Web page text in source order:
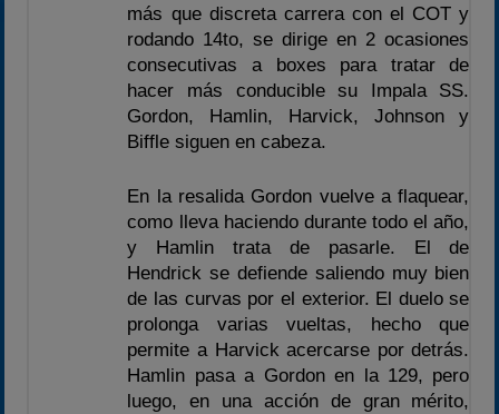
más que discreta carrera con el COT y
rodando 14to, se dirige en 2 ocasiones
consecutivas a boxes para tratar de
hacer más conducible su Impala SS.
Gordon, Hamlin, Harvick, Johnson y
Biffle siguen en cabeza.
En la resalida Gordon vuelve a flaquear,
como lleva haciendo durante todo el año,
y Hamlin trata de pasarle. El de
Hendrick se defiende saliendo muy bien
de las curvas por el exterior. El duelo se
prolonga varias vueltas, hecho que
permite a Harvick acercarse por detrás.
Hamlin pasa a Gordon en la 129, pero
luego, en una acción de gran mérito,